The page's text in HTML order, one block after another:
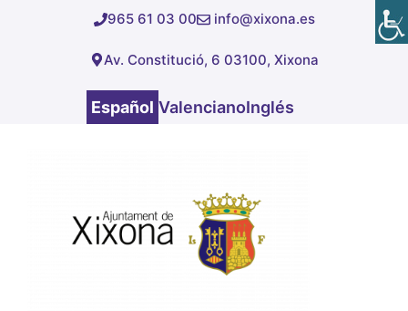
965 61 03 00 info@xixona.es
Av. Constitució, 6 03100, Xixona
Español ValencianoInglés